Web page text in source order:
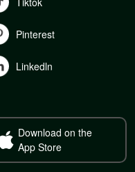
Pinterest
Linkedln
Download on the
App Store